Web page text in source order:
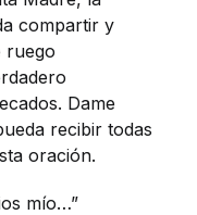
compartir y
ruego
Dame
recibir todas
oración.
mío…”